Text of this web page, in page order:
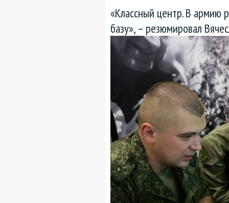
«Классный центр. В армию
базу», – резюмировал